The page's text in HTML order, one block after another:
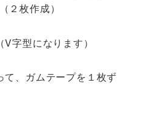
２枚作成）
字型になります）
、ガムテープを１枚ず